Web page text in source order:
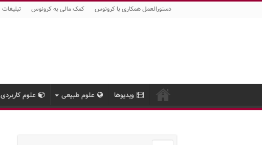
دستورالعمل همکاری با کرونوس کمک مالی به کرونوس تبلیغات
ویدیوها علوم طبیعی علوم کاربردی